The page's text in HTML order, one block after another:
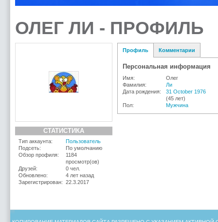
ОЛЕГ ЛИ - ПРОФИЛЬ
СТАТИСТИКА
Тип аккаунта:
Пользователь
Подсеть:
По умолчанию
Обзор профиля:
1184
просмотр(ов)
Друзей:
0 чел.
Обновлено:
4 лет назад
Зарегистрирован: 22.3.2017
Профиль Комментарии
Персональная информация
Имя:
Олег
Фамилия:
Ли
Дата рождения:
31 October 1976
(45 лет)
Пол:
Мужчина